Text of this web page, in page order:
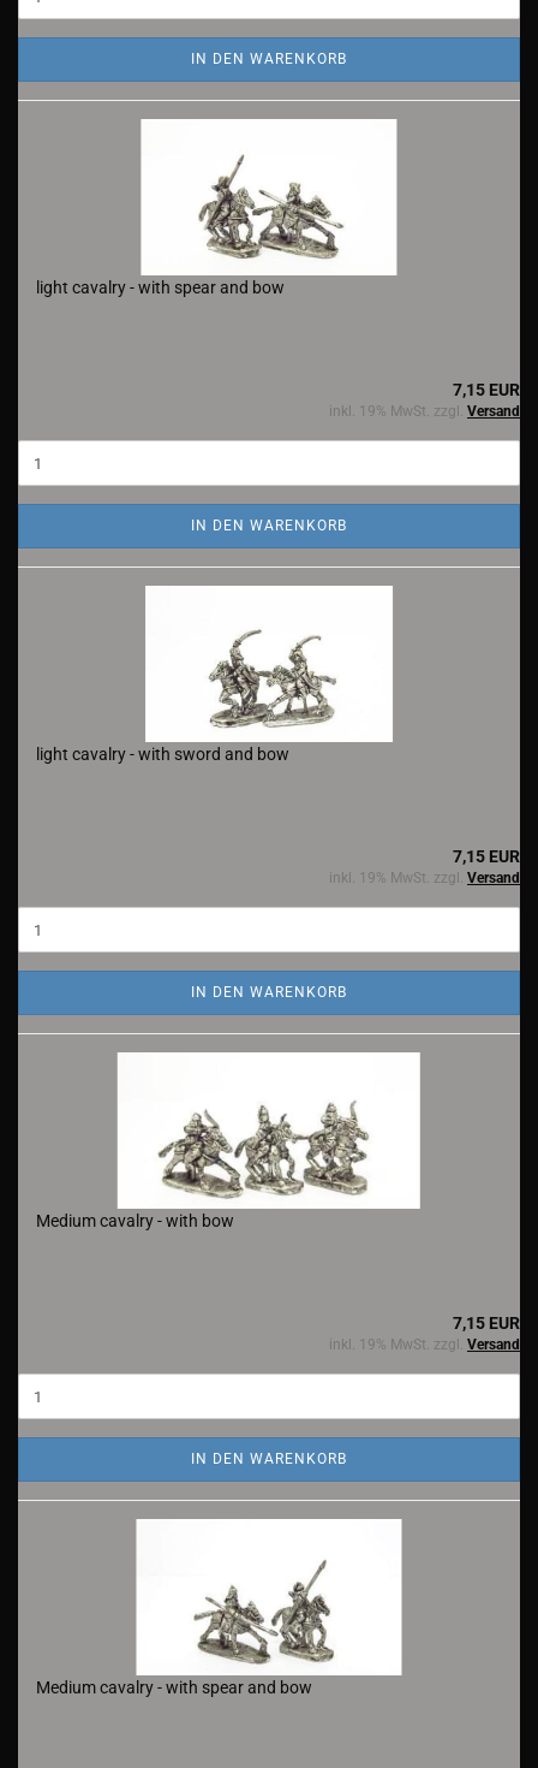
IN DEN WARENKORB
light cavalry - with spear and bow
7,15 EUR
inkl. 19% MwSt. zzgl. Versand
IN DEN WARENKORB
light cavalry - with sword and bow
7,15 EUR
inkl. 19% MwSt. zzgl. Versand
IN DEN WARENKORB
Medium cavalry - with bow
7,15 EUR
inkl. 19% MwSt. zzgl. Versand
IN DEN WARENKORB
Medium cavalry - with spear and bow